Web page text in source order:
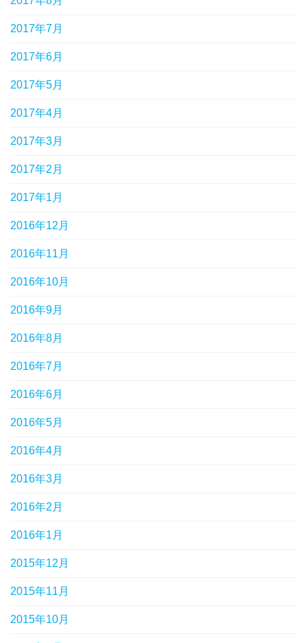
2017年7月
2017年6月
2017年5月
2017年4月
2017年3月
2017年2月
2017年1月
2016年12月
2016年11月
2016年10月
2016年9月
2016年8月
2016年7月
2016年6月
2016年5月
2016年4月
2016年3月
2016年2月
2016年1月
2015年12月
2015年11月
2015年10月